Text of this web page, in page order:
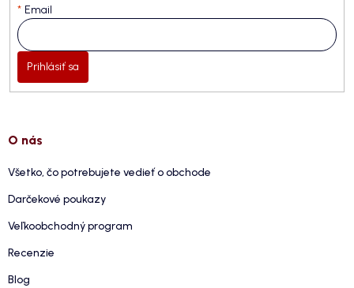
Email
Prihlásiť sa
O nás
Všetko, čo potrebujete vedieť o obchode
Darčekové poukazy
Veľkoobchodný program
Recenzie
Blog